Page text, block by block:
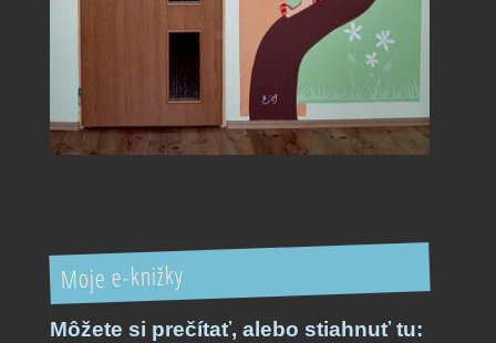
Moje e-knižky
Môžete si prečítať, alebo stiahnuť tu: